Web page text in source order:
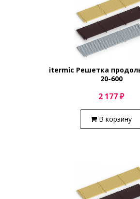
itermic Решетка
20-600
2 177 ₽
В корзину